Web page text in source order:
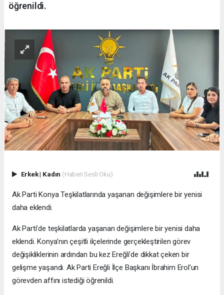
öğrenildi.
Erkek| Kadın (Haberi Sesli Oku)
Ak Parti Konya Teşkilatlarında yaşanan değişimlere bir yenisi
daha eklendi.
Ak Parti’de teşkilatlarda yaşanan değişimlere bir yenisi daha
eklendi. Konya’nın çeşitli ilçelerinde gerçekleştirilen görev
değişikliklerinin ardından bu kez Ereğli’de dikkat çeken bir
gelişme yaşandı. Ak Parti Ereğli İlçe Başkanı İbrahim Erol’un
görevden affını istediği öğrenildi.